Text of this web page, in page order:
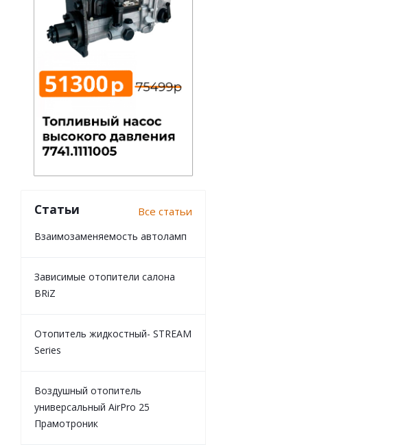
Статьи Все статьи
Взаимозаменяемость автоламп
Зависимые отопители салона
BRiZ
Отопитель жидкостный- STREAM
Series
Воздушный отопитель
универсальный AirPro 25
Прамотроник